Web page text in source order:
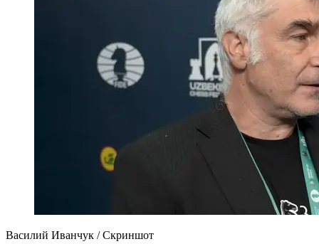
Василий Иванчук / Скриншот